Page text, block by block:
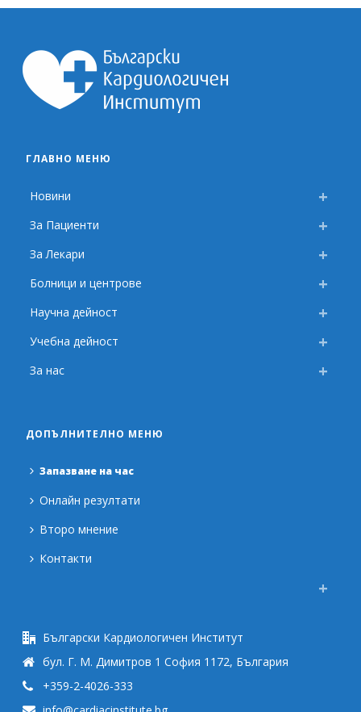
ГЛАВНО МЕНЮ
Новини
За Пациенти
За Лекари
Болници и центрове
Научна дейност
Учебна дейност
За нас
ДОПЪЛНИТЕЛНО МЕНЮ
Запазване на час
Онлайн резултати
Второ мнение
Контакти
Български Кардиологичен Институт
бул. Г. М. Димитров 1 София 1172, България
+359-2-4026-333